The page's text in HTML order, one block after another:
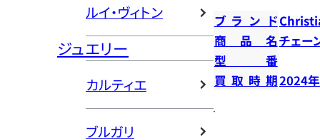
ルイ・ヴィトン
ジュエリー
カルティエ
ブルガリ
ブランド
商品名チェー
型番
買取時期2024